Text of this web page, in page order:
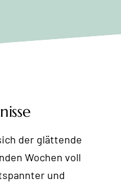
der glättende
Wochen voll
und